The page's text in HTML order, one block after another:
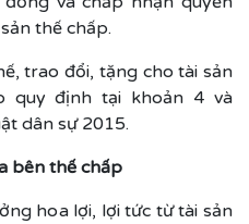
thế chấp.
trao đổi, tặng cho tài sản
quy định tại khoản 4 và
dân sự 2015.
bên thế chấp
hoa lợi, lợi tức từ tài sản